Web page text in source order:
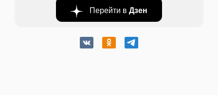
Перейти в Дзен